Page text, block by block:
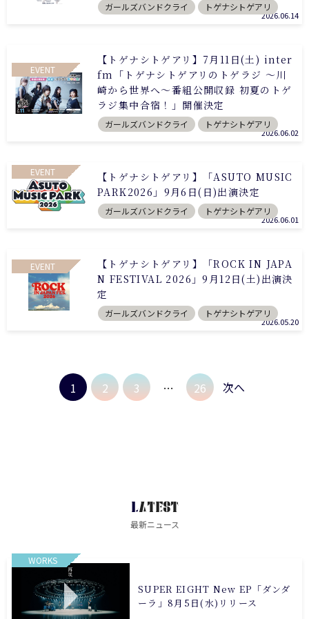
ガールズバンドクライ トゲナシトゲアリ
2026.06.14
EVENT
【トゲナシトゲアリ】7月11日(土) inter
fm「トゲナシトゲアリのトゲラジ ～川
崎から世界へ～番組公開収録 初夏のトゲ
ラジ集中合宿！」開催決定
ガールズバンドクライ トゲナシトゲアリ
2026.06.02
EVENT
【トゲナシトゲアリ】「ASUTO MUSIC
PARK2026」9月6日(日)出演決定
ガールズバンドクライ トゲナシトゲアリ
2026.06.01
EVENT
【トゲナシトゲアリ】「ROCK IN JAPA
N FESTIVAL 2026」9月12日(土)出演決
定
ガールズバンドクライ トゲナシトゲアリ
2026.05.20
1 2 3 … 26 次へ
LATEST
最新ニュース
WORKS
SUPER EIGHT New EP「ダンダ
ーラ」8月5日(水)リリース